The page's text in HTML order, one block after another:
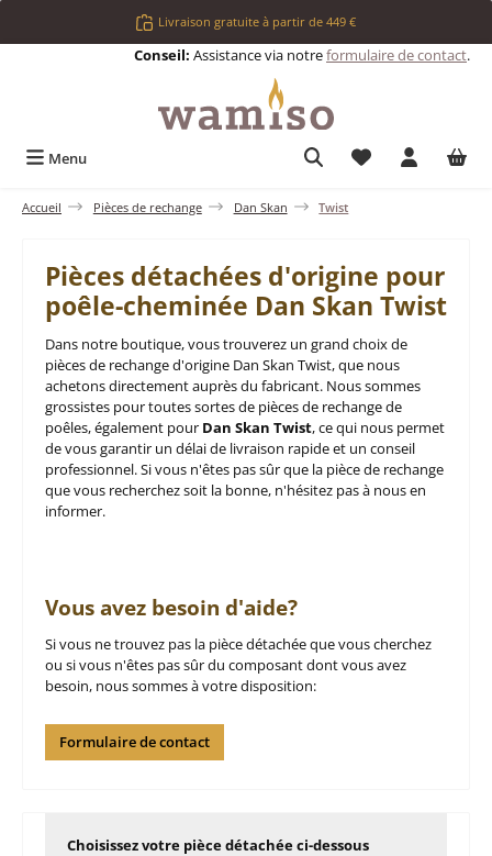
Passer au contenu principalLivraison gratuite à partir de 449 €
Conseil: Assistance via notreformulaire de contact.
Menu Vous avez 0
Accueil Pièces de rechange Dan Skan Twist
Pièces détachées d'origine pour
poêle-cheminée Dan Skan Twist
Dans notre boutique, vous trouverez un grand choix de
pièces de rechange d'origine Dan Skan Twist, que nous
achetons directement auprès du fabricant. Nous sommes
grossistes pour toutes sortes de pièces de rechange de
poêles, également pour Dan Skan Twist, ce qui nous permet
de vous garantir un délai de livraison rapide et un conseil
professionnel. Si vous n'êtes pas sûr que la pièce de rechange
que vous recherchez soit la bonne, n'hésitez pas à nous en
informer.
Vous avez besoin d'aide?
Si vous ne trouvez pas la pièce détachée que vous cherchez
ou si vous n'êtes pas sûr du composant dont vous avez
besoin, nous sommes à votre disposition:
Formulaire de contact
Choisissez votre pièce détachée ci-dessous